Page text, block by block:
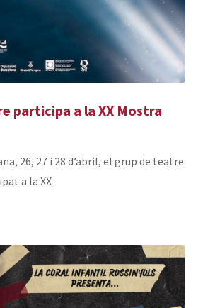
participa a la XX Mostra
26, 27 i 28 d’abril, el grup de teatre
a la XX